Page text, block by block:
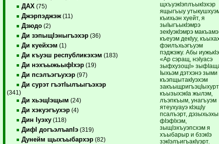
ДАХ (75)
Джэрпэджэж (11)
Дзюдо (2)
Ди зэпыщIэныгъэхэр (36)
Ди куейхэм (1)
Ди къуэш республикэхэм (183)
Ди нэхъыжьыфIхэр (19)
Ди псэлъэгъухэр (97)
Ди сурэт гъэтIылъыгъэхэр
(341)
Ди хьэщIэщым (24)
Ди хэкуэгъухэр (4)
Дин Iуэху (118)
ДифI догъэлъапIэ (319)
Дунейм щыхъыбархэр (82)
щхъуэкIэплъыкIэхэр
ящыгъыу
къихьэн хуейт, я
зыIыгъыкIэмрэ
зекIуэкIэмрэ макъамэ
къеуэм декIуу,
фэилъхьэгъуэм
пэджэжу. Абы иужькIэ
«Ар сэращ, нэIуасэ
зыфхузощI»
Iыхьэм дэтхэнэ зыми
къэпщытакIуэхэм
къызыхэкIа жылэм,
лъэпкъым, унагъуэм
ятеухуауэ кIэщIу
псалъэрт,
фIэфIхэм,
зыщIэхъуэпсхэм я
хъыбарыр и бзэкIэ
зэкIэлъигъакIуэрт.